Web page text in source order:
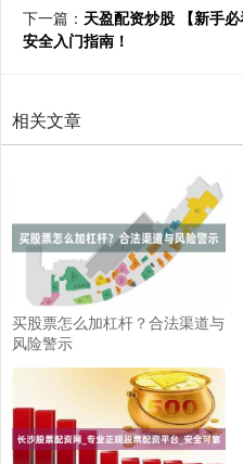
下一篇： 天盈配资炒股 【新手
安全入门指南！
相关文章
买股票怎么加杠杆？合法渠道与
风险警示